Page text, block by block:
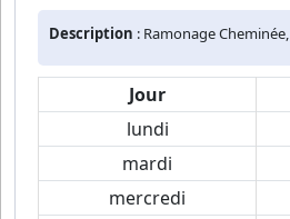
Description : Ramonage
Jour
lundi
mardi
mercredi